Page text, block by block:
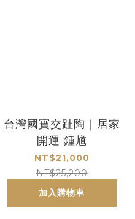
台灣國寶交趾陶｜居家
開運 鍾馗
NT$21,000
NT$25,200
加入購物車